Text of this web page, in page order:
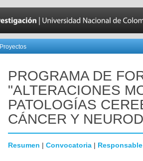
Proyectos
PROGRAMA DE
"ALTERACIONES
PATOLOGÍAS
CÁNCER Y
Resumen | Convocatoria | Responsable